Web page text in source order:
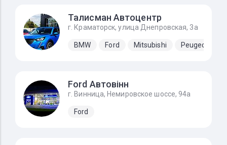
Талисман Автоцентр
г. Краматорск, улица Днепровская, 3а
BMW Ford Mitsubishi Peugeot
Ford Автовінн
г. Винница, Немировское шоссе, 94а
Ford